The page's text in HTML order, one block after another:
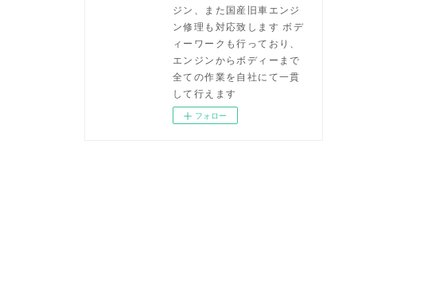
ジン、また国産旧車エンジ
ン修理も対応致します ボデ
ィーワークも行っており、
エンジンからボディーまで
全ての作業を自社にて一貫
して行えます
フォロー